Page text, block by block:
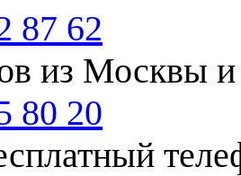
87 62
из Москвы
80 20